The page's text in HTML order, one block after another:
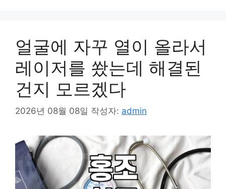
얼굴에 자꾸 열이 올라서
레이저를 쐈는데 해결된
건지 모르겠다
2026년 08월 08일 작성자: admin